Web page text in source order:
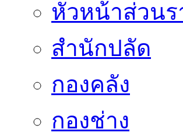
หัวหน้าส่วนร
สำนักปลัด
กองคลัง
กองช่าง